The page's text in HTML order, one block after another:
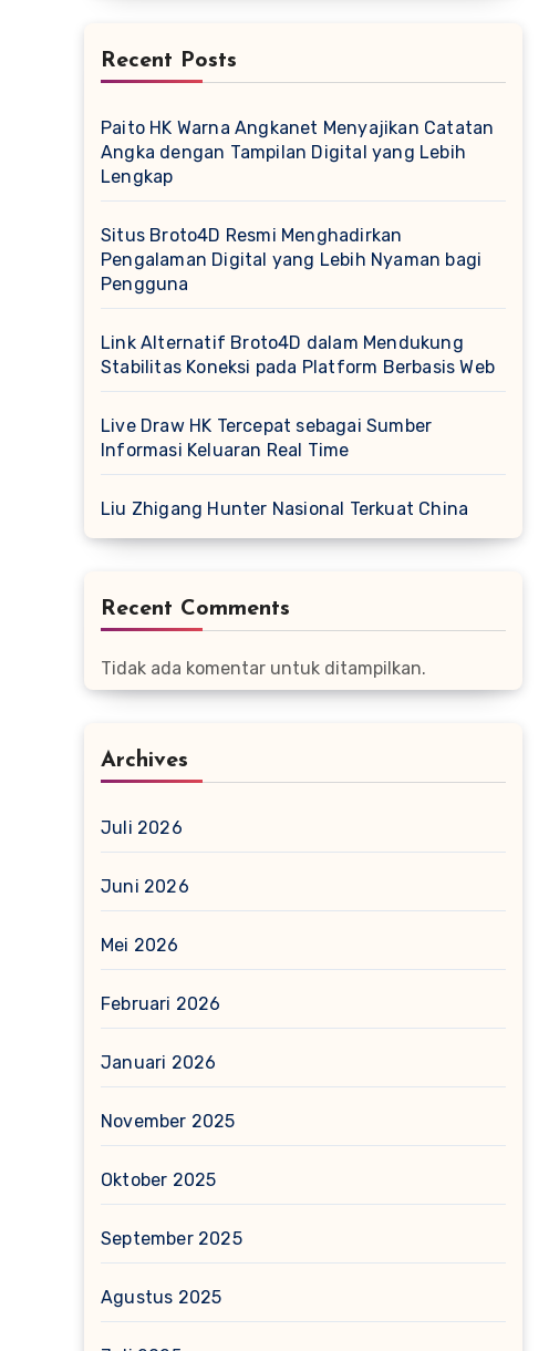
Recent Posts
Paito HK Warna Angkanet Menyajikan Catatan
Angka dengan Tampilan Digital yang Lebih
Lengkap
Situs Broto4D Resmi Menghadirkan
Pengalaman Digital yang Lebih Nyaman bagi
Pengguna
Link Alternatif Broto4D dalam Mendukung
Stabilitas Koneksi pada Platform Berbasis Web
Live Draw HK Tercepat sebagai Sumber
Informasi Keluaran Real Time
Liu Zhigang Hunter Nasional Terkuat China
Recent Comments
Tidak ada komentar untuk ditampilkan.
Archives
Juli 2026
Juni 2026
Mei 2026
Februari 2026
Januari 2026
November 2025
Oktober 2025
September 2025
Agustus 2025